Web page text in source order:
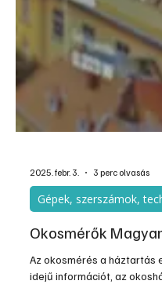
2025. febr. 3. 3 perc olvasás
Gépek, szerszámok,
Okosmérők